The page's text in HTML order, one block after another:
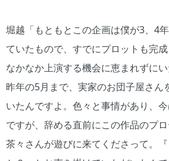
堀越「もともとこの企画は僕が3、4
ていたもので、すでにプロットも完成
なかなか上演する機会に恵まれずに
昨年の5月まで、実家のお団子屋さん
いたんですよ。色々と事情があり、
ですが、辞める直前にこの作品のプ
茶々さんが遊びに来てくださって。